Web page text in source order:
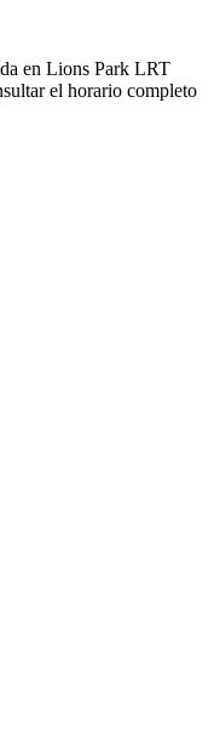
en Lions Park LRT
el horario completo